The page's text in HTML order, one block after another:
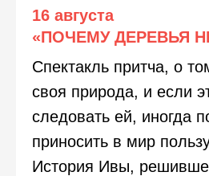
16 августа
«ПОЧЕМУ ДЕРЕВЬЯ
Спектакль притча, о
своя природа, и если
следовать ей, иногда
приносить в мир
История Ивы,